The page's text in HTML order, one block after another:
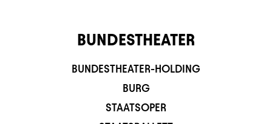
BUNDESTHEATER
BUNDESTHEATER-HOLDING
BURG
STAATSOPER